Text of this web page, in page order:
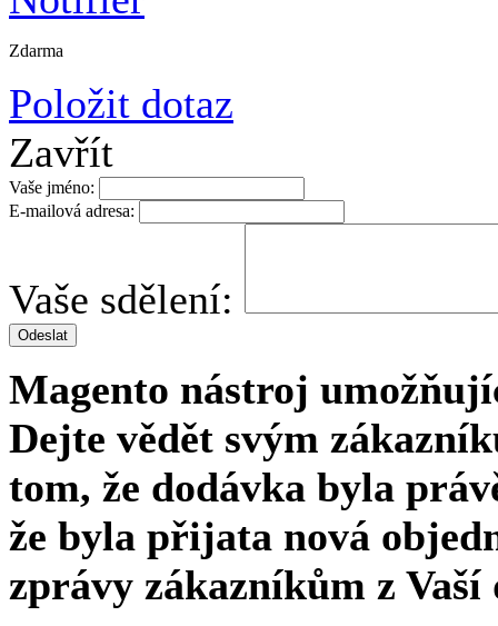
Zdarma
Položit dotaz
Zavřít
Vaše jméno:
E-mailová adresa:
Vaše sdělení:
Odeslat
Magento nástroj
Dejte vědět svým
tom, že dodávka byla
že byla přijata nová
zprávy zákazníkům z Vaší